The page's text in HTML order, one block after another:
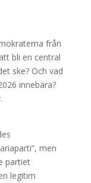
från
bli en central
ske? Och vad
innebära?
men
partiet
legitim